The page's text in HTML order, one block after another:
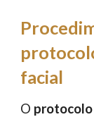
facial
O protocolo